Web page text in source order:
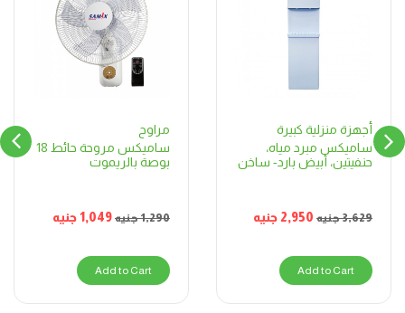
أجهزة منزلية كبيرة
ساميكس مبرد مياه،
حنفيتين، أبيض بارد- ساخن
3,629جنيه 2,950 جنيه
Add to Cart
مراوح
ساميكس مروحة حائط 18
بوصة بالريموت
1,290جنيه 1,049جنيه
Add to Cart